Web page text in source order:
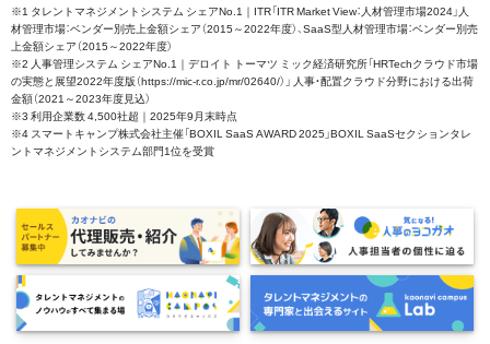
※1 タレントマネジメントシステム シェアNo.1｜ITR「ITR Market View：人材管理市場2024」人
材管理市場：ベンダー別売上金額シェア（2015～2022年度）、SaaS型人材管理市場：ベンダー別売
上金額シェア（2015～2022年度）
※2 人事管理システム シェアNo.1｜デロイト トーマツ ミック経済研究所「HRTechクラウド市場
の実態と展望2022年度版（https://mic-r.co.jp/mr/02640/）」 人事・配置クラウド分野における出荷
金額（2021～2023年度見込）
※3 利用企業数 4,500社超｜2025年9月末時点
※4 スマートキャンプ株式会社主催「BOXIL SaaS AWARD 2025」BOXIL SaaSセクションタレ
ントマネジメントシステム部門1位を受賞